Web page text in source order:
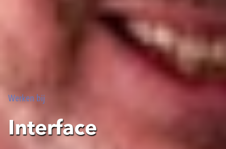
Werken bij
Interface